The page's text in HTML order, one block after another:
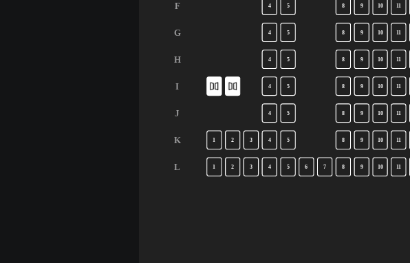
F
G
H
I
J
K
L
4 5 8 9 10 11
4 5 8 9 10 11
4 5 8 9 10 11
4 5 8 9 10 11
4 5 8 9 10 11
1 2 3 4 5 8 9 10 11
1 2 3 4 5 6 7 8 9 10 11